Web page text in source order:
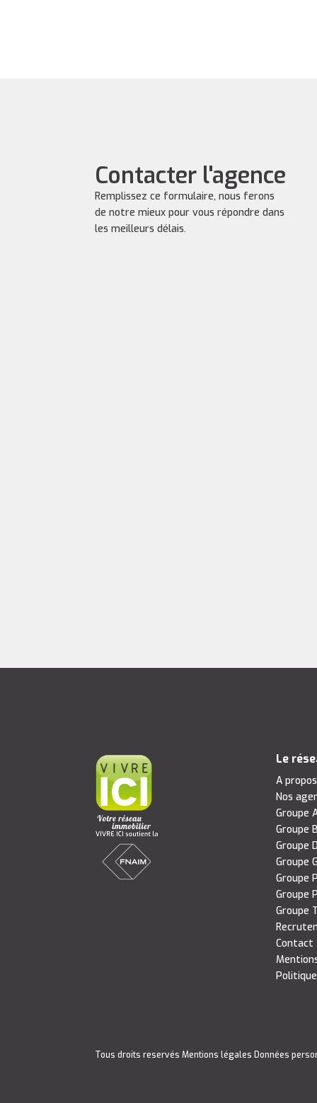
Contacter l'agence
Remplissez ce formulaire, nous ferons
de notre mieux pour vous répondre dans
les meilleurs délais.
Le
A propos
Nos
Groupe
Groupe
Groupe
Groupe
Groupe
Groupe
Groupe
Contact
Tous droits reservés Mentions légales Données